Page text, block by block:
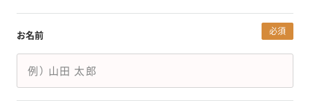
お名前 必須